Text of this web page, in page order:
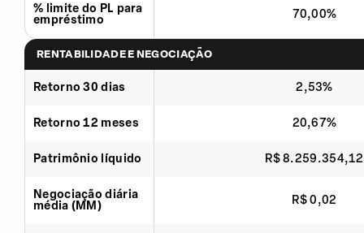
% limite do PL para
empréstimo
70,00%
RENTABILIDADE E NEGOCIAÇÃO
Retorno 30 dias 2,53%
Retorno 12 meses 20,67%
Patrimônio líquido R$ 8.259.354,12
Negociação diária
média (MM)
R$ 0,02